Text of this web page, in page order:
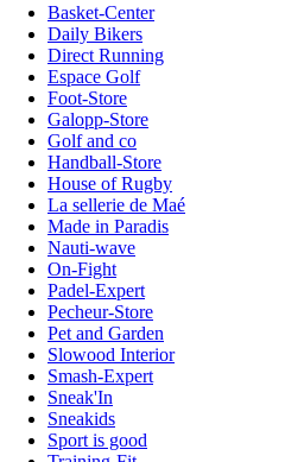
Basket-Center
Daily Bikers
Direct Running
Espace Golf
Foot-Store
Galopp-Store
Golf and co
Handball-Store
House of Rugby
La sellerie de Maé
Made in Paradis
Nauti-wave
On-Fight
Padel-Expert
Pecheur-Store
Pet and Garden
Slowood Interior
Smash-Expert
Sneak'In
Sneakids
Sport is good